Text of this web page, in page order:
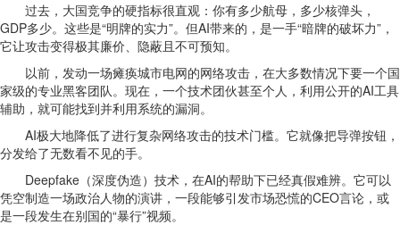
过去，大国竞争的硬指标很直观：你有多少航母，多少核弹头，
GDP多少。这些是“明牌的实力”。但AI带来的，是一手“暗牌的破坏力”，
它让攻击变得极其廉价、隐蔽且不可预知。
以前，发动一场瘫痪城市电网的网络攻击，在大多数情况下要一个国
家级的专业黑客团队。现在，一个技术团伙甚至个人，利用公开的AI工具
辅助，就可能找到并利用系统的漏洞。
AI极大地降低了进行复杂网络攻击的技术门槛。它就像把导弹按钮，
分发给了无数看不见的手。
Deepfake（深度伪造）技术，在AI的帮助下已经真假难辨。它可以
凭空制造一场政治人物的演讲，一段能够引发市场恐慌的CEO言论，或
是一段发生在别国的“暴行”视频。